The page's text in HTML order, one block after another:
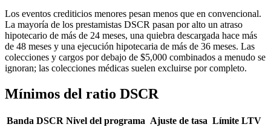
Los eventos crediticios menores pesan menos que en convencional.
La mayoría de los prestamistas DSCR pasan por alto un atraso
hipotecario de más de 24 meses, una quiebra descargada hace más
de 48 meses y una ejecución hipotecaria de más de 36 meses. Las
colecciones y cargos por debajo de $5,000 combinados a menudo se
ignoran; las colecciones médicas suelen excluirse por completo.
Mínimos del ratio DSCR
Banda DSCR Nivel del programa Ajuste de tasa Límite LTV